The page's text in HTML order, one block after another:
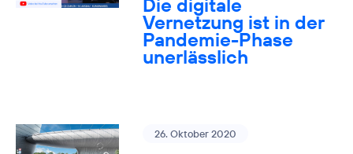
Die digitale
Vernetzung ist in der
Pandemie-Phase
unerlässlich
26. Oktober 2020